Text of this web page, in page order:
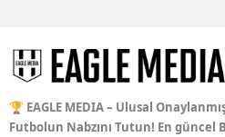
🏆 EAGLE MEDIA – Ulusal
Futbolun Nabzını Tutun! En güncel